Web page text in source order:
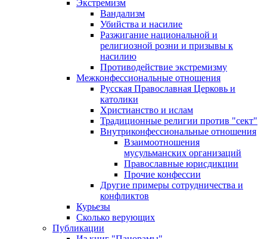
Экстремизм
Вандализм
Убийства и насилие
Разжигание национальной и
религиозной розни и призывы к
насилию
Противодействие экстремизму
Межконфессиональные отношения
Русская Православная Церковь и
католики
Христианство и ислам
Традиционные религии против "сект"
Внутриконфессиональные отношения
Взаимоотношения
мусульманских организаций
Православные юрисдикции
Прочие конфессии
Другие примеры сотрудничества и
конфликтов
Курьезы
Сколько верующих
Публикации